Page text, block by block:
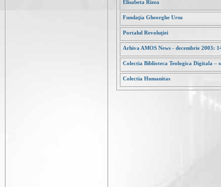
Elisabeta Rizea
Fundaţia Gheorghe Ursu
Portalul Revoluţiei
Arhiva AMOS News - decembrie 2003:
Colectia Biblioteca Teologica Digitala –
Colectia Humanitas